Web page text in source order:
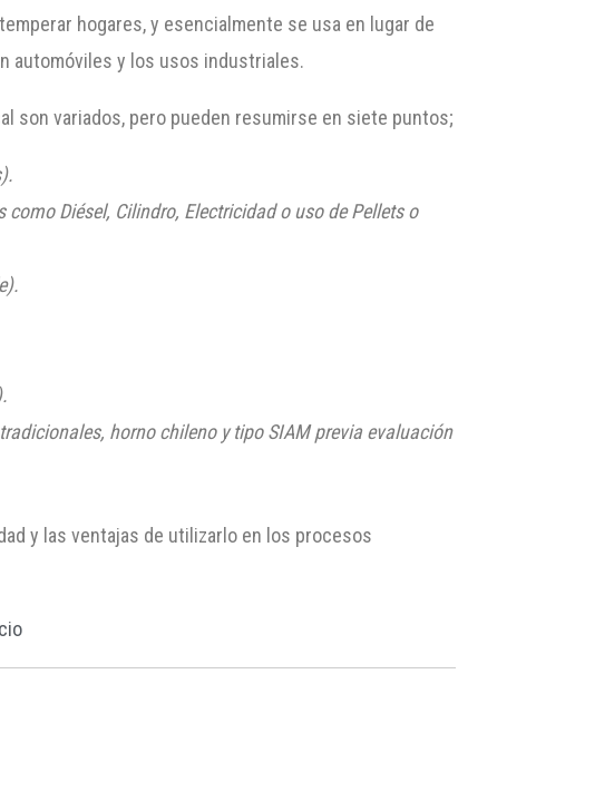
hogares, y esencialmente se usa en lugar de
automóviles y los usos industriales.
son variados, pero pueden resumirse en siete puntos;
.
Diésel, Cilindro, Electricidad o uso de Pellets o
.
horno chileno y tipo SIAMprevia evaluación
y las ventajas de utilizarlo en los procesos